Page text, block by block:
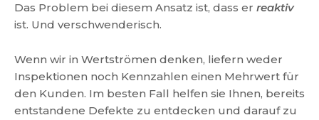
Das Problem bei diesem Ansatz ist, dass er reaktiv
ist. Und verschwenderisch.
Wenn wir in Wertströmen denken, liefern weder
Inspektionen noch Kennzahlen einen Mehrwert für
den Kunden. Im besten Fall helfen sie Ihnen, bereits
entstandene Defekte zu entdecken und darauf zu